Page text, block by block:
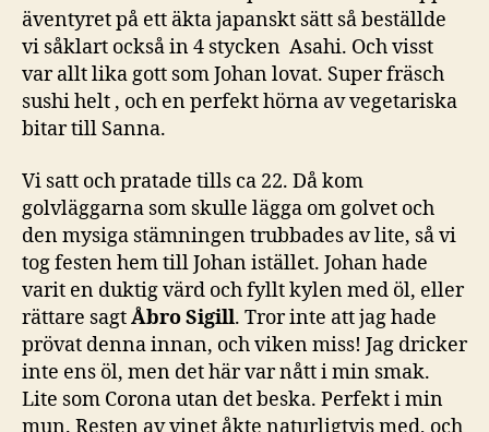
äventyret på ett äkta japanskt sätt så beställde
vi såklart också in 4 stycken Asahi. Och visst
var allt lika gott som Johan lovat. Super fräsch
sushi helt , och en perfekt hörna av vegetariska
bitar till Sanna.
Vi satt och pratade tills ca 22. Då kom
golvläggarna som skulle lägga om golvet och
den mysiga stämningen trubbades av lite, så vi
tog festen hem till Johan istället. Johan hade
varit en duktig värd och fyllt kylen med öl, eller
rättare sagtÅbro Sigill. Tror inte att jag hade
prövat denna innan, och viken miss! Jag dricker
inte ens öl, men det här var nått i min smak.
Lite som Corona utan det beska. Perfekt i min
mun. Resten av vinet åkte naturligtvis med, och